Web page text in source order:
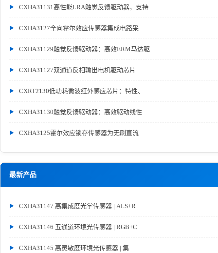
CXHA31131高性能LRA触觉反馈驱动器，支持
CXHA3127全向霍尔效应传感器集成电路采
CXHA31129触觉反馈驱动器：高效ERM马达驱
CXHA31127双通道反相输出电机驱动芯片
CXRT2130低功耗微波红外感应芯片：特性、
CXHA31130触觉反馈驱动器：高效驱动线性
CXHA3125霍尔效应锁存传感器为无刷直流
最新产品
CXHA31147 高集成度光学传感器 | ALS+R
CXHA31146 五通道环境光传感器 | RGB+C
CXHA31145 高灵敏度环境光传感器 | 集